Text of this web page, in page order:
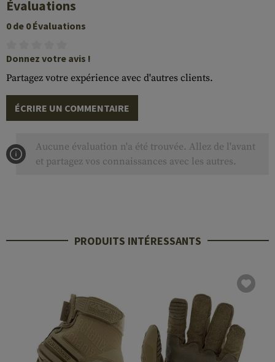
Évaluations
0 de 0 Évaluations
Donnez votre avis !
Partagez votre expérience avec d'autres clients.
ÉCRIRE UN COMMENTAIRE
Aucune évaluation n'a été trouvée. Allez de l'avant
et partagez vos connaissances avec les autres.
PRODUITS INTÉRESSANTS